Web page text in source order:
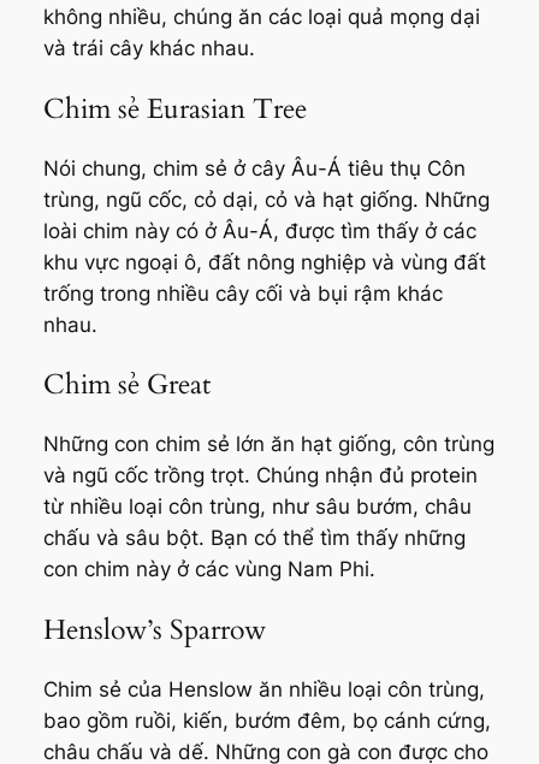
không nhiều, chúng ăn các loại quả mọng dại
và trái cây khác nhau.
Chim sẻ Eurasian Tree
Nói chung, chim sẻ ở cây Âu-Á tiêu thụ Côn
trùng, ngũ cốc, cỏ dại, cỏ và hạt giống. Những
loài chim này có ở Âu-Á, được tìm thấy ở các
khu vực ngoại ô, đất nông nghiệp và vùng đất
trống trong nhiều cây cối và bụi rậm khác
nhau.
Chim sẻ Great
Những con chim sẻ lớn ăn hạt giống, côn trùng
và ngũ cốc trồng trọt. Chúng nhận đủ protein
từ nhiều loại côn trùng, như sâu bướm, châu
chấu và sâu bột. Bạn có thể tìm thấy những
con chim này ở các vùng Nam Phi.
Henslow’s Sparrow
Chim sẻ của Henslow ăn nhiều loại côn trùng,
bao gồm ruồi, kiến, bướm đêm, bọ cánh cứng,
châu chấu và dế. Những con gà con được cho